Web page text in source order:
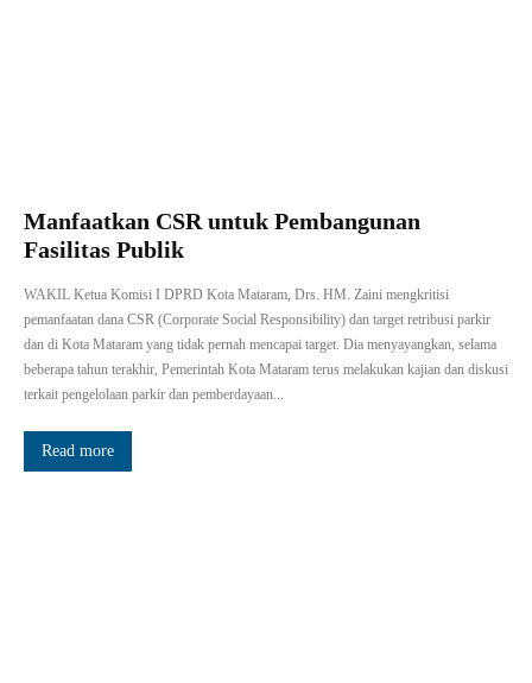
Manfaatkan CSR untuk Pembangunan
Fasilitas Publik
WAKIL Ketua Komisi I DPRD Kota Mataram, Drs. HM. Zaini mengkritisi
pemanfaatan dana CSR (Corporate Social Responsibility) dan target retribusi parkir
dan di Kota Mataram yang tidak pernah mencapai target. Dia menyayangkan, selama
beberapa tahun terakhir, Pemerintah Kota Mataram terus melakukan kajian dan diskusi
terkait pengelolaan parkir dan pemberdayaan...
Read more